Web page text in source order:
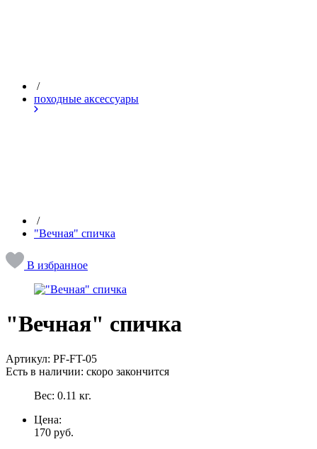
/
походные аксессуары
/
"Вечная" спичка
В избранное
"Вечная" спичка
Артикул: PF-FT-05
Есть в наличии: скоро закончится
Вес: 0.11 кг.
Цена:
170 руб.